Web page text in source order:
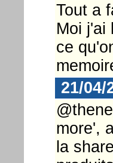
Tout a
Moi j'ai
ce
21/04/
more',
la